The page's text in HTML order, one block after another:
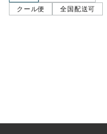
クール便
全国配送可